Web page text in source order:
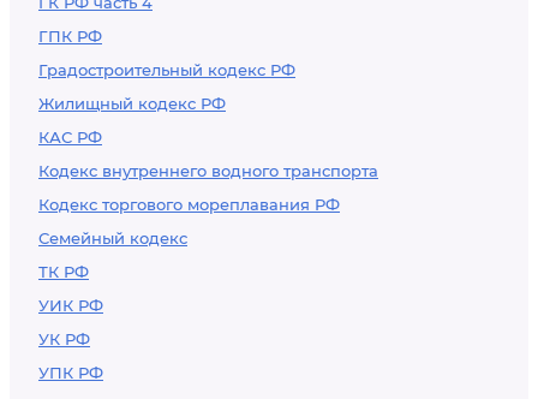
ГПК РФ
Градостроительный кодекс РФ
Жилищный кодекс РФ
КАС РФ
Кодекс внутреннего водного транспорта
Кодекс торгового мореплавания РФ
Семейный кодекс
ТК РФ
УИК РФ
УК РФ
УПК РФ